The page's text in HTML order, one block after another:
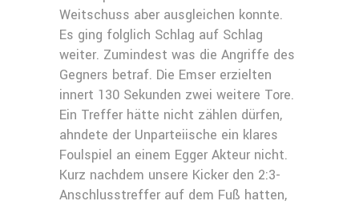
Weitschuss aber ausgleichen konnte.
Es ging folglich Schlag auf Schlag
weiter. Zumindest was die Angriffe des
Gegners betraf. Die Emser erzielten
innert 130 Sekunden zwei weitere Tore.
Ein Treffer hätte nicht zählen dürfen,
ahndete der Unparteiische ein klares
Foulspiel an einem Egger Akteur nicht.
Kurz nachdem unsere Kicker den 2:3-
Anschlusstreffer auf dem Fuß hatten,